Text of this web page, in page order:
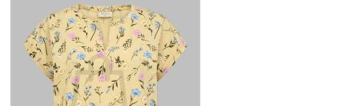
Kirjaudu